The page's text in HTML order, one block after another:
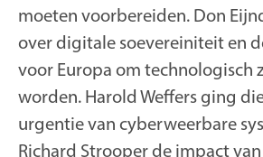
moeten voorbereiden. Don
over digitale soevereiniteit en
voor Europa om technologisch
worden. Harold Weffers ging
urgentie van cyberweerbare
Richard Strooper de impact